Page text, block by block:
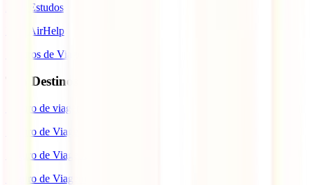
IATI Estudos
IATI AirHelp
Seguros de Viagem
Top Destinos
Seguro de viagem para o Japão
Seguro de Viagem para os EUA
Seguro de Viagem para o Brasil
Seguro de Viagem para Tailândia